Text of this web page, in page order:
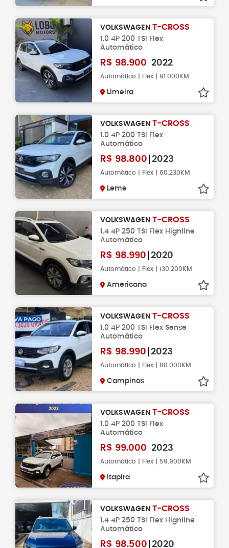
VOLKSWAGEN T-CROSS
1.0 4P 200 TSI Flex
Automático
R$ 98.900 2022
Automático | Flex | 91.000KM
Limeira
VOLKSWAGEN T-CROSS
1.0 4P 200 TSI Flex
Automático
R$ 98.800 2023
Automático | Flex | 60.230KM
Leme
VOLKSWAGEN T-CROSS
1.4 4P 250 TSI Flex Highline
Automático
R$ 98.990 2020
Automático | Flex | 130.200KM
Americana
VOLKSWAGEN T-CROSS
1.0 4P 200 TSI Flex Sense
Automático
R$ 98.990 2023
Automático | Flex | 80.000KM
Campinas
VOLKSWAGEN T-CROSS
1.0 4P 200 TSI Flex
Automático
R$ 99.000 2023
Automático | Flex | 59.900KM
Itapira
VOLKSWAGEN T-CROSS
1.4 4P 250 TSI Flex Highline
Automático
R$ 98.500 2020